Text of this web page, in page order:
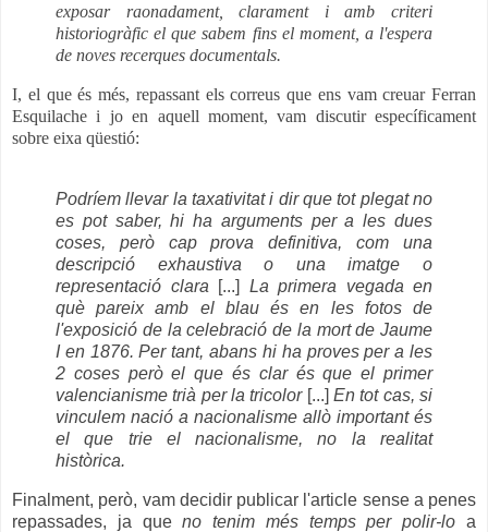
exposar raonadament, clarament i amb criteri
historiogràfic el que sabem fins el moment, a l'espera
de noves recerques documentals.
I, el que és més, repassant els correus que ens vam creuar Ferran
Esquilache i jo en aquell moment, vam discutir específicament
sobre eixa qüestió:
Podríem llevar la taxativitat i dir que tot plegat no
es pot saber, hi ha arguments per a les dues
coses, però cap prova definitiva, com una
descripció exhaustiva o una imatge o
representació clara
[...] La primera vegada en
què pareix amb el blau és en les fotos de
l'exposició de la celebració de la mort de Jaume
I en 1876. Per tant, abans hi ha proves per a les
2 coses però el que és clar és que el primer
valencianisme trià per la tricolor[...]En tot cas, si
vinculem nació a nacionalisme allò important és
el que trie el nacionalisme, no la realitat
històrica.
Finalment, però, vam decidir publicar l'article sense a penes
repassades, ja queno tenim més temps per polir-lo a